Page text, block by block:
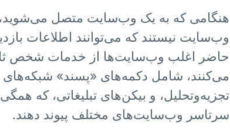
هنگامی که به یک وب‌سایت متصل می‌شوید،
وب‌سایت نیستند که می‌توانند اطلاعات
حاضر اغلب وب‌سایت‌ها از خدمات شخص
می‌کنند، شامل دکمه‌های «پسند» شبکه‌های
تجزیه‌و‌تحلیل، و بیکن‌های تبلیغاتی، که
سرتاسر وب‌سایت‌های مختلف پیوند دهند.